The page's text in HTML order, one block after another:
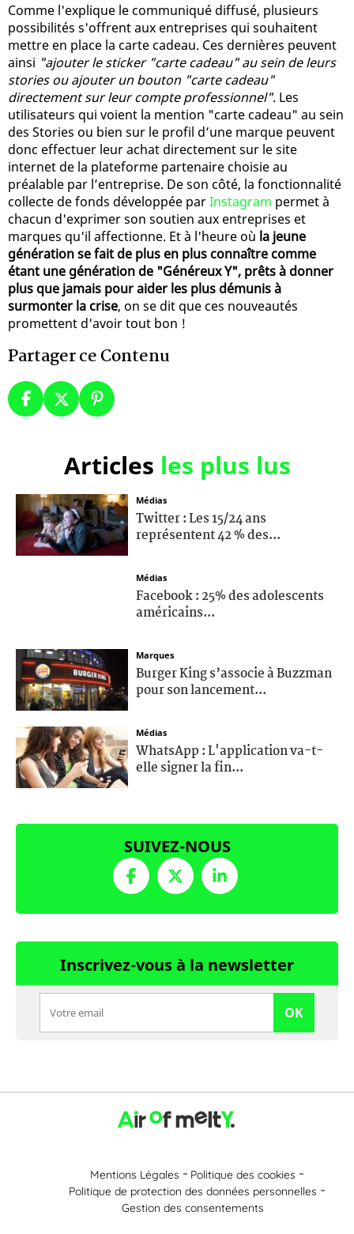
Comme l'explique le communiqué diffusé, plusieurs
possibilités s'offrent aux entreprises qui souhaitent
mettre en place la carte cadeau. Ces dernières peuvent
ainsi "ajouter le sticker "carte cadeau" au sein de leurs
stories ou ajouter un bouton "carte cadeau"
directement sur leur compte professionnel". Les
utilisateurs qui voient la mention "carte cadeau" au sein
des Stories ou bien sur le profil d’une marque peuvent
donc effectuer leur achat directement sur le site
internet de la plateforme partenaire choisie au
préalable par l’entreprise. De son côté, la fonctionnalité
collecte de fonds développée parInstagram permet à
chacun d'exprimer son soutien aux entreprises et
marques qu'il affectionne. Et à l'heure où la jeune
génération se fait de plus en plus connaître comme
étant une génération de "Généreux Y", prêts à donner
plus que jamais pour aider les plus démunis à
surmonter la crise, on se dit que ces nouveautés
promettent d'avoir tout bon !
Partager ce Contenu
Articles les plus lus
Médias
Twitter : Les 15/24 ans
représentent 42 % des...
Médias
Facebook : 25% des adolescents
américains...
Marques
Burger King s’associe à Buzzman
pour son lancement...
Médias
WhatsApp : L'application va-t-
elle signer la fin...
SUIVEZ-NOUS
Inscrivez-vous à la newsletter
OK
Mentions Légales
Politique des cookies
Politique de protection des données personnelles
Gestion des consentements